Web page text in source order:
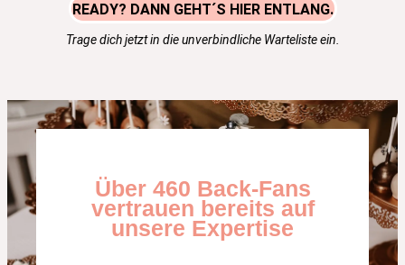
READY? DANN GEHT´S HIER ENTLANG.
Trage dich jetzt in die unverbindliche Warteliste ein.
Über 460 Back-Fans
vertrauen bereits auf
unsere Expertise